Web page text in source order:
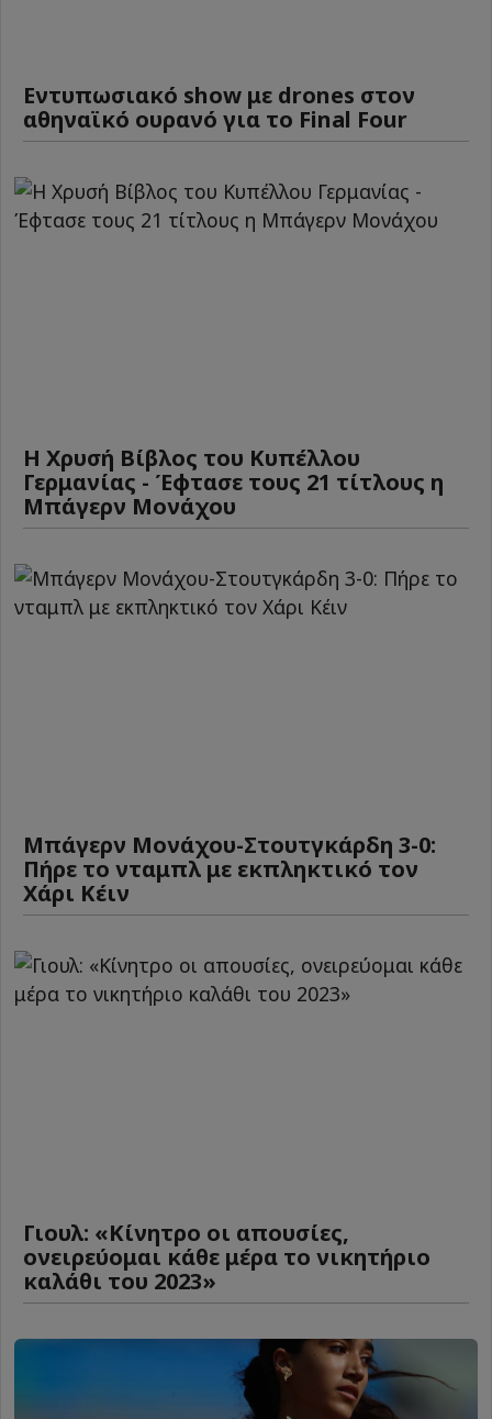
Εντυπωσιακό show με drones στον
αθηναϊκό ουρανό για το Final Four
Η Χρυσή Βίβλος του Κυπέλλου
Γερμανίας - Έφτασε τους 21 τίτλους η
Μπάγερν Μονάχου
Μπάγερν Μονάχου-Στουτγκάρδη 3-0:
Πήρε το νταμπλ με εκπληκτικό τον
Χάρι Κέιν
Γιουλ: «Κίνητρο οι απουσίες,
ονειρεύομαι κάθε μέρα το νικητήριο
καλάθι του 2023»